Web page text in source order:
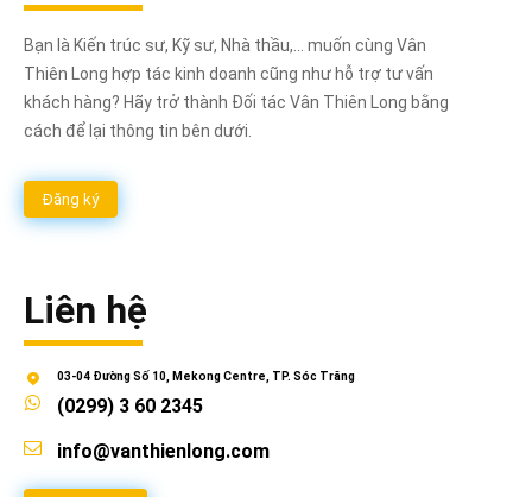
Bạn là Kiến trúc sư, Kỹ sư, Nhà thầu,... muốn cùng Vân
Thiên Long hợp tác kinh doanh cũng như hỗ trợ tư vấn
khách hàng? Hãy trở thành Đối tác Vân Thiên Long bằng
cách để lại thông tin bên dưới.
Đăng ký
Liên hệ
03-04 Đường Số 10, Mekong Centre, TP. Sóc Trăng
(0299) 3 60 2345
info@vanthienlong.com